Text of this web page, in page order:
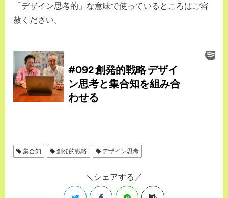
「デザイン思考的」な意味で使っているところはご容
赦ください。
集合知 創発的戦略 デザイン思考
シェアする